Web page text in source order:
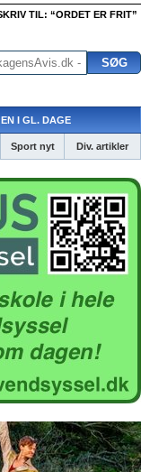
TIL: “ORDET ER FRIT”
I GL. DAGE
Sport nyt Div. artikler